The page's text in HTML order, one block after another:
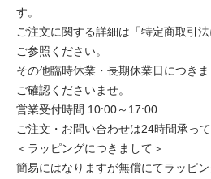
す。
ご注文に関する詳細は「特定商取引
ご参照ください。
その他臨時休業・長期休業日につき
ご確認くださいませ。
営業受付時間 10:00～17:00
ご注文・お問い合わせは24時間承って
＜ラッピングにつきまして＞
簡易にはなりますが無償にてラッピン